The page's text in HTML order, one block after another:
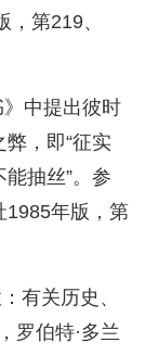
第219、
中提出彼时
，即“征实
抽丝”。参
1985年版，第
有关历史、
罗伯特·多兰